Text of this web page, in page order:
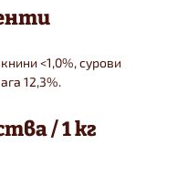
<1,0%, сурови
12,3%.
/ 1 кг